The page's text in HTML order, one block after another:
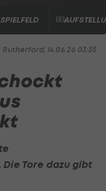
Rutherford, 14.06.26 03:35
Tore dazu gibt